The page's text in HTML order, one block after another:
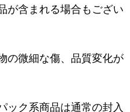
が含まれる場合もござい
の微細な傷、品質変化が
ック系商品は通常の封入